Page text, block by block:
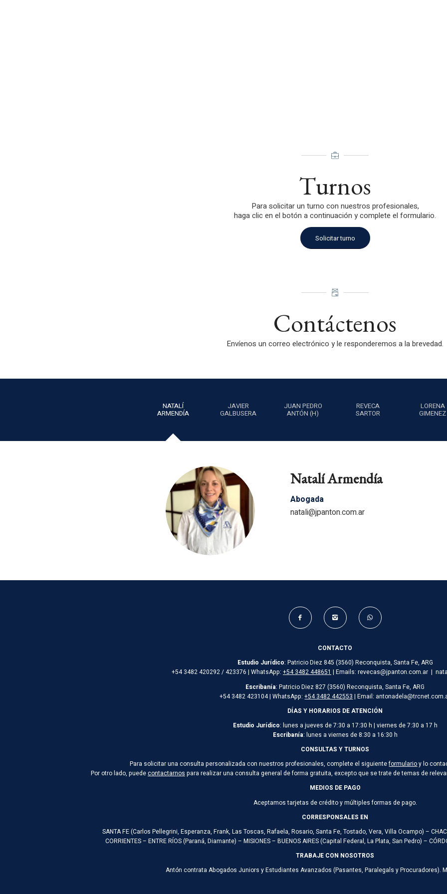
Turnos
Para solicitar un turno con nuestros profesionales,
haga clic en el botón a continuación y complete el formulario.
Solicitar turno
Contáctenos
Envíenos un correo electrónico y le responderemos a la brevedad.
NATALÍ
ARMENDÍA
JAVIER
GALBUSERA
JUAN PEDRO
ANTÓN (H)
REVECA
SARTOR
LORENA
GIMENEZ
Natalí Armendía
Abogada
natali@jpanton.com.ar
CONTACTO
Estudio Jurídico: Patricio Diez 845 (3560) Reconquista, Santa Fe, ARG
+54 3482 420292 / 423376 | WhatsApp: +54 3482 448651 | Emails: revecas@jpanton.com.ar |
Escribanía: Patricio Diez 827 (3560) Reconquista, Santa Fe, ARG
+54 3482 423104 | WhatsApp:+54 3482 442553 | Email:
DÍAS Y HORARIOS DE ATENCIÓN
Estudio Jurídico: lunes a jueves de 7:30 a 17:30 h | viernes de 7:30 a 17 h
Escribanía: lunes a viernes de 8:30 a 16:30 h
CONSULTAS Y TURNOS
Para solicitar una consulta personalizada con nuestros profesionales, complete el siguienteformularioy lo
Por otro lado, puedecontactarnos para realizar una consulta general de forma gratuita, excepto que se trate de temas de
MEDIOS DE PAGO
Aceptamos tarjetas de crédito y múltiples formas de pago.
CORRESPONSALES EN
SANTA FE (Carlos Pellegrini, Esperanza, Frank, Las Toscas, Rafaela, Rosario, Santa Fe, Tostado, Vera, Villa Ocampo) –
CORRIENTES – ENTRE RÍOS (Paraná, Diamante) – MISIONES – BUENOS AIRES (Capital Federal, La Plata, San Pedro) –
TRABAJE CON NOSOTROS
Antón contrata Abogados Juniors y Estudiantes Avanzados (Pasantes, Paralegals y Procuradores).